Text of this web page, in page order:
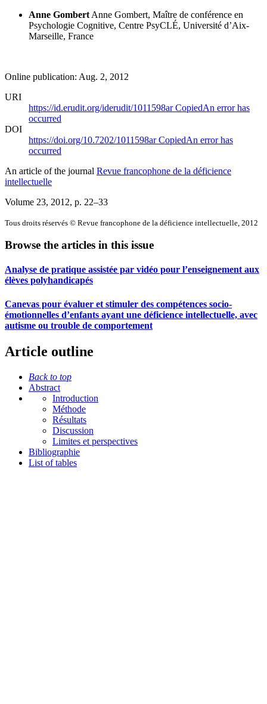
Anne Gombert Anne Gombert, Maître de conférence en
Psychologie Cognitive, Centre PsyCLÉ, Université d’Aix-
Marseille, France
Online publication: Aug. 2, 2012
URI
https://id.erudit.org/iderudit/1011598arCopiedAn error has
occurred
DOI
https://doi.org/10.7202/1011598arCopiedAn error has
occurred
An article of the journal Revue francophone de la déficience
intellectuelle
Volume 23, 2012, p. 22–33
Tous droits réservés © Revue francophone de la déficience intellectuelle, 2012
Browse the articles in this issue
Analyse de pratique assistée par vidéo pour l’enseignement aux
élèves polyhandicapés
Canevas pour évaluer et stimuler des compétences socio-
émotionnelles d’enfants ayant une déficience intellectuelle, avec
autisme ou trouble de comportement
Article outline
Back to top
Abstract
Introduction
Méthode
Résultats
Discussion
Limites et perspectives
Bibliographie
List of tables